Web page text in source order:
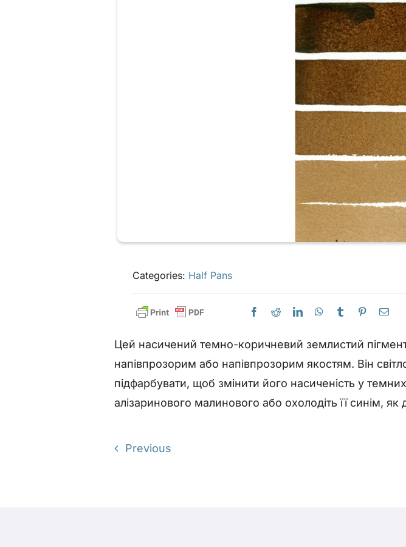
Categories: Half Pans
Цей насичений темно-коричневий землистий
напівпрозорим або напівпрозорим якостям. Він
підфарбувати, щоб змінити його насиченість у
алізаринового малинового або охолодіть її синім,
Previous